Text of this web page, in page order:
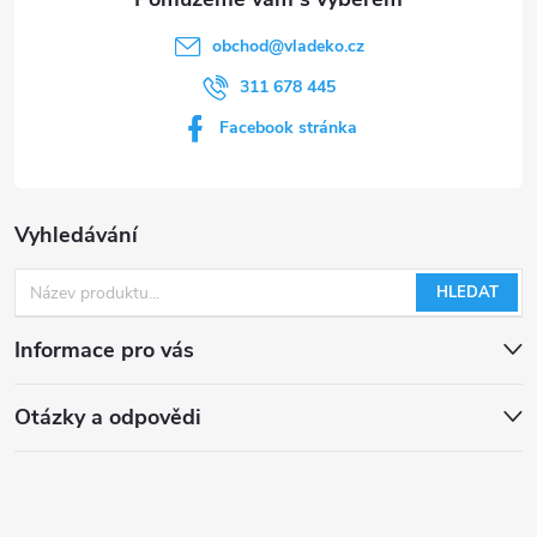
Vyhledávání
HLEDAT
Informace pro vás
Otázky a odpovědi
obchod@vladeko.cz
311 678 445
Facebook stránka